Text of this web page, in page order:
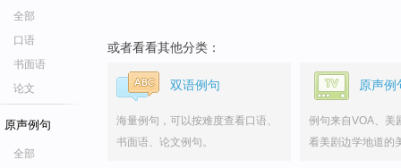
全部
口语
书面语
论文
原声例句
全部
或者看看其他分类：
双语例句
海量例句，可以按难度查看口语、
书面语、论文例句。
原声例
例句来自VOA、美
看美剧边学地道的